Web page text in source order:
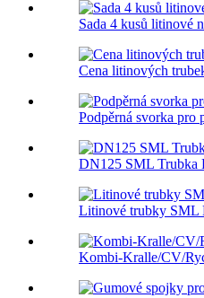
Sada 4 kusů litinové
Cena litinových
Podpěrná svorka pro
DN125 SML Trubka
Litinové trubky SML
Kombi-Kralle/CV/